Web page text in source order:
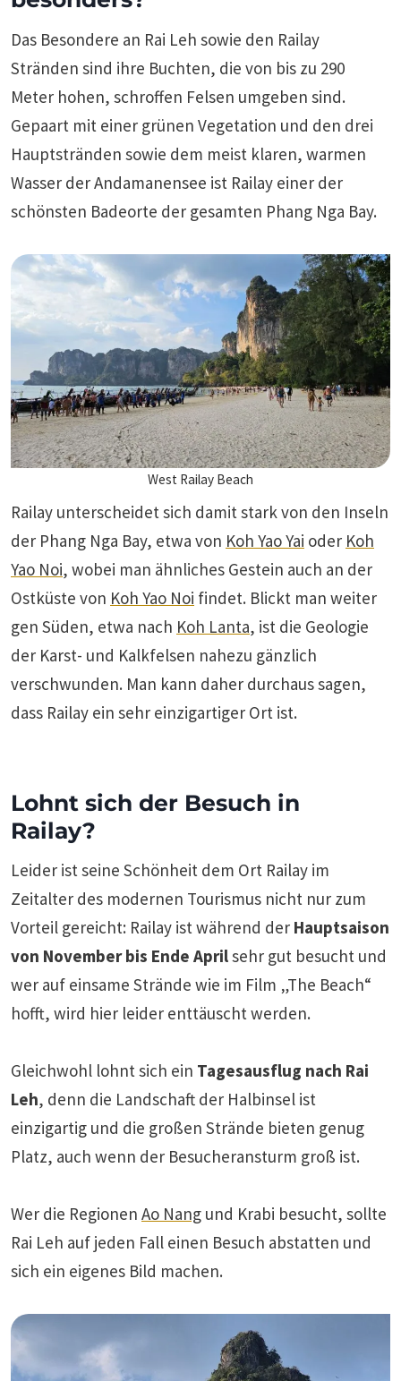
Das Besondere an Rai Leh sowie den Railay
Stränden sind ihre Buchten, die von bis zu 290
Meter hohen, schroffen Felsen umgeben sind.
Gepaart mit einer grünen Vegetation und den drei
Hauptstränden sowie dem meist klaren, warmen
Wasser der Andamanensee ist Railay einer der
schönsten Badeorte der gesamten Phang Nga Bay.
West Railay Beach
Railay unterscheidet sich damit stark von den Inseln
der Phang Nga Bay, etwa von Koh Yao Yai oder Koh
Yao Noi, wobei man ähnliches Gestein auch an der
Ostküste von Koh Yao Noi findet. Blickt man weiter
gen Süden, etwa nach Koh Lanta, ist die Geologie
der Karst- und Kalkfelsen nahezu gänzlich
verschwunden. Man kann daher durchaus sagen,
dass Railay ein sehr einzigartiger Ort ist.
Lohnt sich der Besuch in
Railay?
Leider ist seine Schönheit dem Ort Railay im
Zeitalter des modernen Tourismus nicht nur zum
Vorteil gereicht: Railay ist während der Hauptsaison
von November bis Ende Aprilsehr gut besucht und
wer auf einsame Strände wie im Film „The Beach“
hofft, wird hier leider enttäuscht werden.
Gleichwohl lohnt sich ein Tagesausflug nach Rai
Leh, denn die Landschaft der Halbinsel ist
einzigartig und die großen Strände bieten genug
Platz, auch wenn der Besucheransturm groß ist.
Wer die Regionen Ao Nang und Krabi besucht, sollte
Rai Leh auf jeden Fall einen Besuch abstatten und
sich ein eigenes Bild machen.